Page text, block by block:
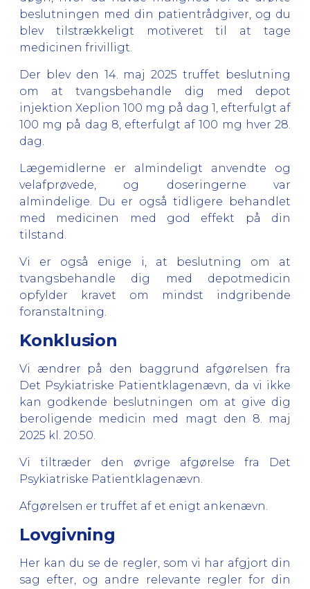
beslutningen med din patientrådgiver, og du
blev tilstrækkeligt motiveret til at tage
medicinen frivilligt.
Der blev den 14. maj 2025 truffet beslutning
om at tvangsbehandle dig med depot
injektion Xeplion 100 mg på dag 1, efterfulgt af
100 mg på dag 8, efterfulgt af 100 mg hver 28.
dag.
Lægemidlerne er almindeligt anvendte og
velafprøvede, og doseringerne var
almindelige. Du er også tidligere behandlet
med medicinen med god effekt på din
tilstand.
Vi er også enige i, at beslutning om at
tvangsbehandle dig med depotmedicin
opfylder kravet om mindst indgribende
foranstaltning.
Konklusion
Vi ændrer på den baggrund afgørelsen fra
Det Psykiatriske Patientklagenævn, da vi ikke
kan godkende beslutningen om at give dig
beroligende medicin med magt den 8. maj
2025 kl. 20:50.
Vi tiltræder den øvrige afgørelse fra Det
Psykiatriske Patientklagenævn.
Afgørelsen er truffet af et enigt ankenævn.
Lovgivning
Her kan du se de regler, som vi har afgjort din
sag efter, og andre relevante regler for din